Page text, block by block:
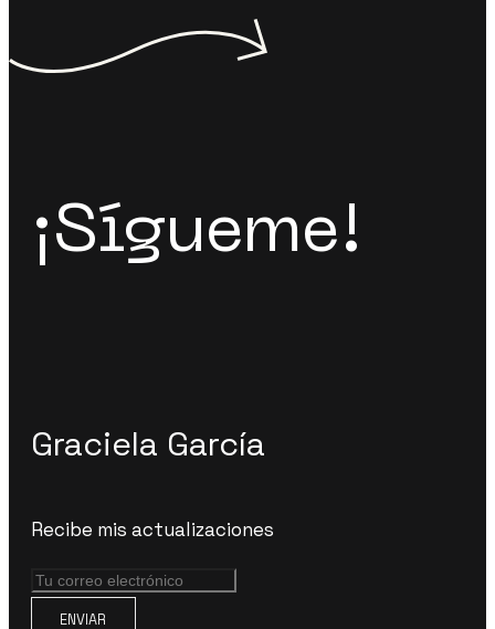
¡Sígueme!
Graciela García
Recibe mis actualizaciones
ENVIAR